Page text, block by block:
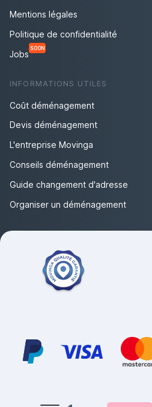
Mentions légales
Politique de confidentialité
Jobs
SOON
INFORMATIONS UTILES
Coût déménagement
Devis déménagement
L'entreprise Movinga
Conseils déménagement
Guide changement d'adresse
Organiser un déménagement